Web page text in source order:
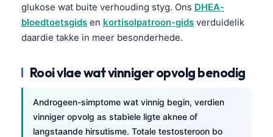
glukose wat buite verhouding styg. Ons DHEA-
bloedtoetsgids en kortisolpatroon-gids verduidelik
daardie takke in meer besonderhede.
Rooi vlae wat vinniger opvolg benodig
Androgeen-simptome wat vinnig begin, verdien
vinniger opvolg as stabiele ligte aknee of
langstaande hirsutisme. Totale testosteroon bo
Shqip
বাংলা
मराठी
ગુજરાતી